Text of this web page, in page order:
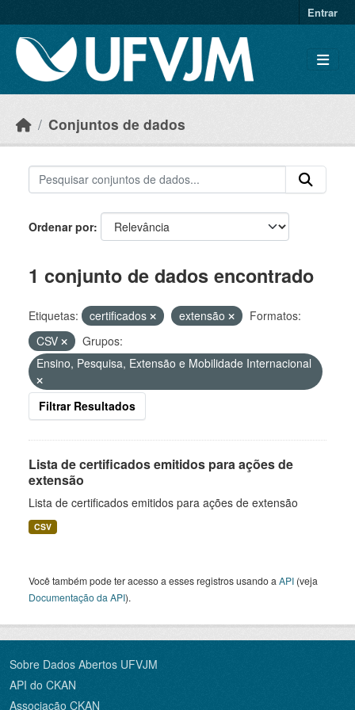
Entrar
Conjuntos de dados
Ordenar por
1 conjunto de dados encontrado
Etiquetas: certificados extensão
Formatos:
CSV
Grupos:
Ensino, Pesquisa, Extensão e Mobilidade Internacional
Filtrar Resultados
Lista de certificados emitidos para ações de
extensão
Lista de certificados emitidos para ações de extensão
CSV
Você também pode ter acesso a esses registros usando a API (veja
Documentação da API).
Sobre Dados Abertos UFVJM
API do CKAN
Associação CKAN